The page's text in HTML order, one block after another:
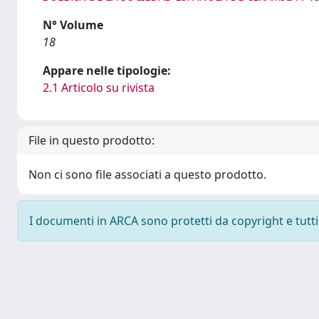
N° Volume
18
Appare nelle tipologie:
2.1 Articolo su rivista
File in questo prodotto:
Non ci sono file associati a questo prodotto.
I documenti in ARCA sono protetti da copyright e